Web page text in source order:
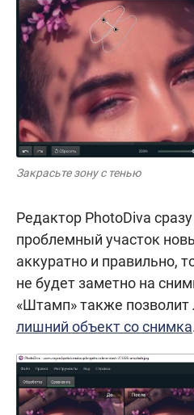
Закрасьте зону с тенью
Редактор PhotoDiva
проблемный участок
аккуратно и правильно,
не будет заметно на
«Штамп» также позволит
лишний объект со снимка